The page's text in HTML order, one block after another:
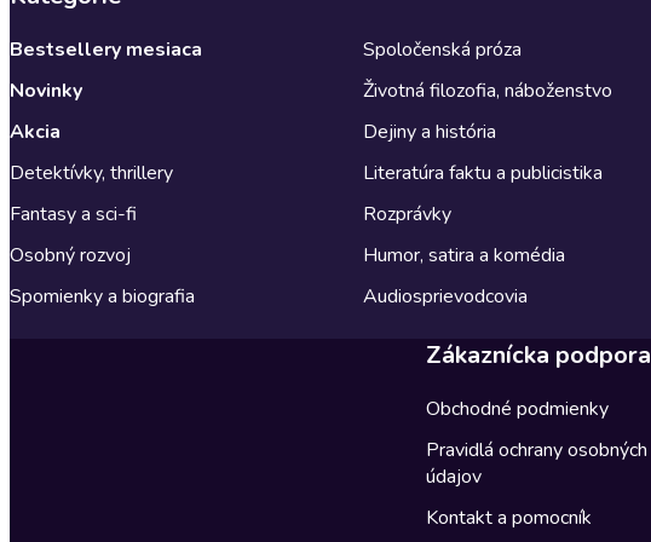
Bestsellery mesiaca
Novinky
Akcia
Detektívky, thrillery
Fantasy a sci-fi
Osobný rozvoj
Spomienky a biografia
Spoločenská próza
Životná filozofia, náboženstvo
Dejiny a história
Literatúra faktu a publicistika
Rozprávky
Humor, satira a komédia
Audiosprievodcovia
Zákaznícka podpora
Obchodné podmienky
Pravidlá ochrany osobných
údajov
Kontakt a pomocník